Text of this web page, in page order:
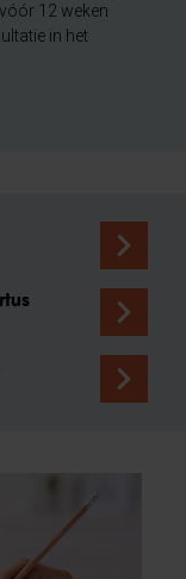
12 weken
in het